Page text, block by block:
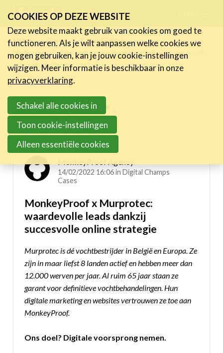
links
Jump
to
navigation
to
main
content
FR NL
Home Cases
Cases Gallery
MonkeyProof x Murprotec: waardevolle leads dankzij succesvolle
online strategie
Inspiring projects menu
Digital Champs Cases
14/02/2022 16:06 inDigital Champs
Cases
MonkeyProof x Murprotec:
waardevolle leads dankzij
succesvolle online strategie
Murprotec is dé vochtbestrijder in België en Europa. Ze
zijn in maar liefst 8 landen actief en hebben meer dan
12.000 werven per jaar. Al ruim 65 jaar staan ze
garant voor definitieve vochtbehandelingen. Hun
digitale marketing en websites vertrouwen ze toe aan
MonkeyProof.
Ons doel? Digitale voorsprong nemen.
Nieuws
Activiteiten
Expertise
Toolbox
Bedrijvenzoeker
COOKIES OP DEZE WEBSITE
Deze website maakt gebruik van cookies om goed te
functioneren. Als je wilt aanpassen welke cookies we
mogen gebruiken, kan je jouw cookie-instellingen
wijzigen. Meer informatie is beschikbaar in onze
privacyverklaring.
Schakel alle cookies in
Toon cookie-instellingen
Alleen essentiële cookies